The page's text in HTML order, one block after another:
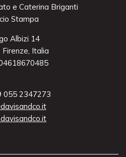
e Caterina Briganti
Stampa
Albizi 14
Italia
055 2347273